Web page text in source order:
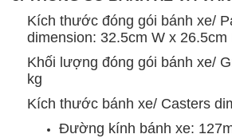
Kích thước đóng gói bánh xe/
dimension: 32.5cm W x 26.5cm
Khối lượng đóng gói bánh xe/
kg
Kích thước bánh xe/ Casters
Đường kính bánh xe: